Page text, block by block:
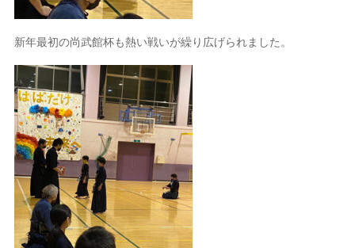
新年最初の尚武館杯も熱い戦いが繰り広げられました。